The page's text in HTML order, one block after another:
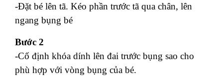
-Đặt bé lên tã. Kéo phần trước tã qua chân, lên
ngang bụng bé
Bước 2
-Cố định khóa dính lên đai trước bụng sao cho
phù hợp với vòng bụng của bé.